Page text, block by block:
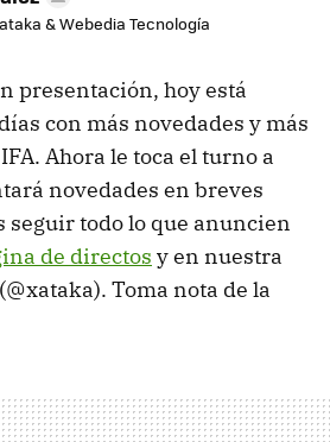
& Webedia Tecnología
presentación, hoy está
con más novedades y más
Ahora le toca el turno a
novedades en breves
seguir todo lo que anuncien
de directos y en nuestra
Toma nota de la